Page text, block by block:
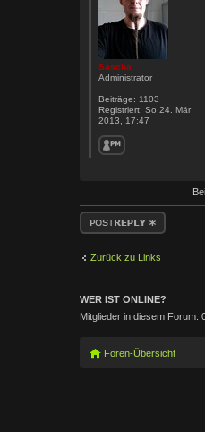
Sascha
Administrator
Beiträge: 1103
Registriert: So 24. Mär
2013, 17:47
Antwort erstellen
Zurück zu Links
WER IST ONLINE?
Mitglieder in diesem Forum:
Foren-Übersicht